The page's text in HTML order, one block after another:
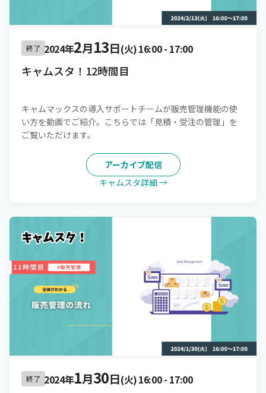
終了 2024年2月13日(火)16:00- 17:00
キャムスタ！12時間目
キャムマックスの導入サポートチームが販売管理機能の使
い方を動画でご紹介。こちらでは「見積・受注の管理」を
ご覧いただけます。
アーカイブ配信
キャムスタ詳細 →
終了 2024年1月30日(火)16:00- 17:00